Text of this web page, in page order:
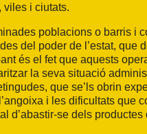
viles i ciutats.
poblacions o barris i
del poder de l’estat, que
és el fet que aquests
la seva situació
que se’ls obrin
i les dificultats que
d’abastir-se dels productes